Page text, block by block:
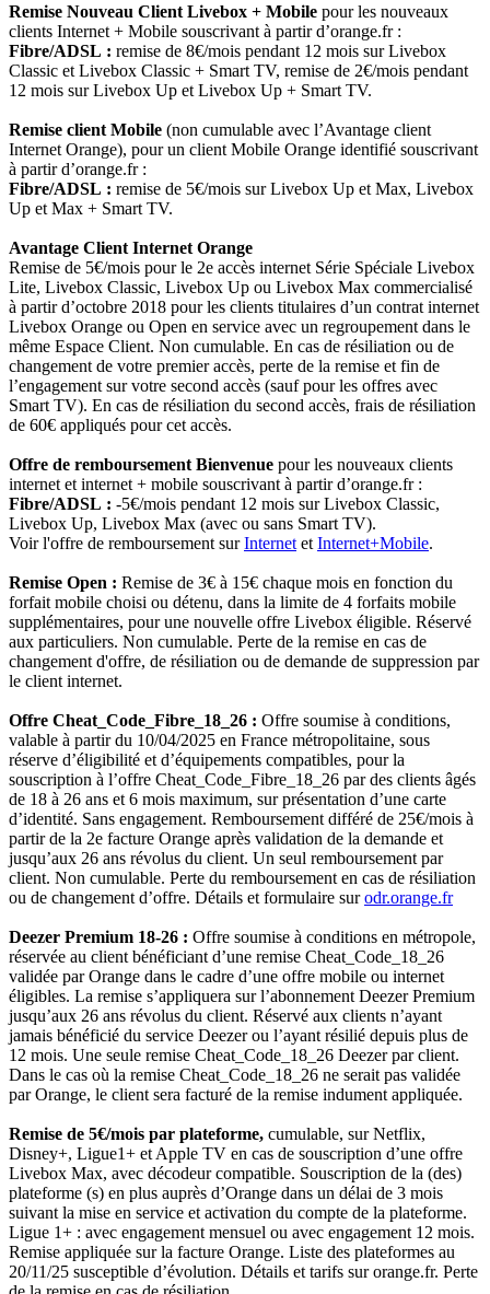
Remise Nouveau Client Livebox + Mobile pour les nouveaux
clients Internet + Mobile souscrivant à partir d’orange.fr :
Fibre/ADSL : remise de 8€/mois pendant 12 mois sur Livebox
Classic et Livebox Classic + Smart TV, remise de 2€/mois pendant
12 mois sur Livebox Up et Livebox Up + Smart TV.
Remise client Mobile (non cumulable avec l’Avantage client
Internet Orange), pour un client Mobile Orange identifié souscrivant
à partir d’orange.fr :
Fibre/ADSL : remise de 5€/mois sur Livebox Up et Max, Livebox
Up et Max + Smart TV.
Avantage Client Internet Orange
Remise de 5€/mois pour le 2e accès internet Série Spéciale Livebox
Lite, Livebox Classic, Livebox Up ou Livebox Max commercialisé
à partir d’octobre 2018 pour les clients titulaires d’un contrat internet
Livebox Orange ou Open en service avec un regroupement dans le
même Espace Client. Non cumulable. En cas de résiliation ou de
changement de votre premier accès, perte de la remise et fin de
l’engagement sur votre second accès (sauf pour les offres avec
Smart TV). En cas de résiliation du second accès, frais de résiliation
de 60€ appliqués pour cet accès.
Offre de remboursement Bienvenue pour les nouveaux clients
internet et internet + mobile souscrivant à partir d’orange.fr :
Fibre/ADSL : -5€/mois pendant 12 mois sur Livebox Classic,
Livebox Up, Livebox Max (avec ou sans Smart TV).
Voir l'offre de remboursement surInternet et Internet+Mobile.
Remise Open : Remise de 3€ à 15€ chaque mois en fonction du
forfait mobile choisi ou détenu, dans la limite de 4 forfaits mobile
supplémentaires, pour une nouvelle offre Livebox éligible. Réservé
aux particuliers. Non cumulable. Perte de la remise en cas de
changement d'offre, de résiliation ou de demande de suppression par
le client internet.
Offre Cheat_Code_Fibre_18_26 : Offre soumise à conditions,
valable à partir du 10/04/2025 en France métropolitaine, sous
réserve d’éligibilité et d’équipements compatibles, pour la
souscription à l’offre Cheat_Code_Fibre_18_26 par des clients âgés
de 18 à 26 ans et 6 mois maximum, sur présentation d’une carte
d’identité. Sans engagement. Remboursement différé de 25€/mois à
partir de la 2e facture Orange après validation de la demande et
jusqu’aux 26 ans révolus du client. Un seul remboursement par
client. Non cumulable. Perte du remboursement en cas de résiliation
ou de changement d’offre. Détails et formulaire surodr.orange.fr
Deezer Premium 18-26 : Offre soumise à conditions en métropole,
réservée au client bénéficiant d’une remise Cheat_Code_18_26
validée par Orange dans le cadre d’une offre mobile ou internet
éligibles. La remise s’appliquera sur l’abonnement Deezer Premium
jusqu’aux 26 ans révolus du client. Réservé aux clients n’ayant
jamais bénéficié du service Deezer ou l’ayant résilié depuis plus de
12 mois. Une seule remise Cheat_Code_18_26 Deezer par client.
Dans le cas où la remise Cheat_Code_18_26 ne serait pas validée
par Orange, le client sera facturé de la remise indument appliquée.
Remise de 5€/mois par plateforme, cumulable, sur Netflix,
Disney+, Ligue1+ et Apple TV en cas de souscription d’une offre
Livebox Max, avec décodeur compatible. Souscription de la (des)
plateforme (s) en plus auprès d’Orange dans un délai de 3 mois
suivant la mise en service et activation du compte de la plateforme.
Ligue 1+ : avec engagement mensuel ou avec engagement 12 mois.
Remise appliquée sur la facture Orange. Liste des plateformes au
20/11/25 susceptible d’évolution. Détails et tarifs sur orange.fr. Perte